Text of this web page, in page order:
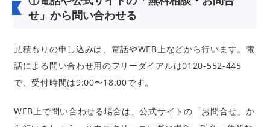
せ」から問い合わせる
見積もりの申し込みは、電話やWEB上などから行います。電
話による問い合わせ用のフリーダイアルは0120-552-445
で、受付時間は9:00〜18:00です。
WEB上で問い合わせる場合は、公式サイトの「お問合せ」か